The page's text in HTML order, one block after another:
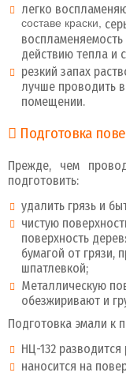
легко
составе краски,
действию тепла и
резкий запах
лучше проводить
помещении.
Подготовка
Прежде, чем
подготовить:
удалить грязь и
чистую
поверхность
бумагой от грязи,
шпатлевкой;
Металлическую
обезжиривают и
Подготовка эмали к
НЦ-132
наносится на